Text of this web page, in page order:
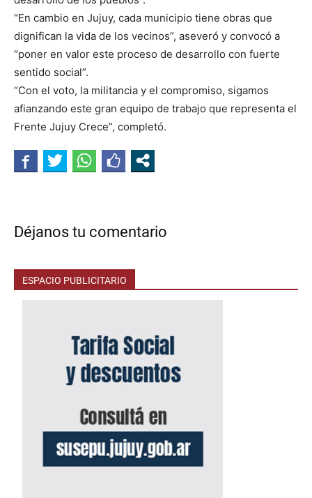
“En cambio en Jujuy, cada municipio tiene obras que
dignifican la vida de los vecinos”, aseveró y convocó a
“poner en valor este proceso de desarrollo con fuerte
sentido social”.
“Con el voto, la militancia y el compromiso, sigamos
afianzando este gran equipo de trabajo que representa el
Frente Jujuy Crece”, completó.
Déjanos tu comentario
ESPACIO PUBLICITARIO